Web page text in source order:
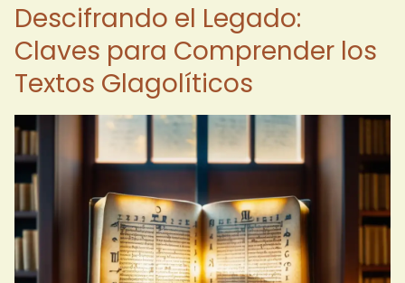
Descifrando el Legado:
Claves para Comprender los
Textos Glagolíticos